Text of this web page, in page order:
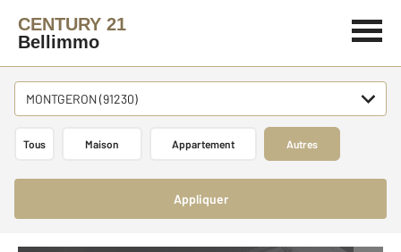
CENTURY 21
Bellimmo
MONTGERON (91230)
Tous Maison Appartement Autres
Appliquer